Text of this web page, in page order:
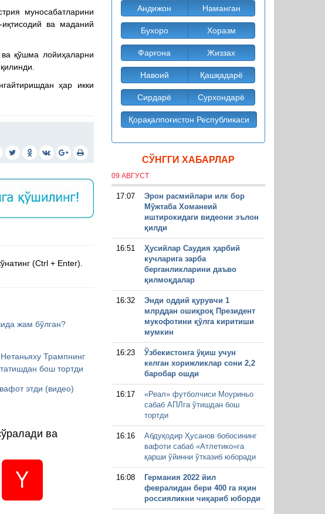
муносабатларини
ва маданий
ва қўшма лойиҳаларни
ҳар икки
(Ctrl + Enter).
жам бўлган?
Трампнинг
бош тортди
этди (видео)
ва
Андижон Наманган
Бухоро Хоразм
Фарғона Жиззах
Навоий Қашқадарё
Сирдарё Сурхондарё
Қорақалпоғистон Республикаси
СЎНГГИ ХАБАРЛАР
09 АВГУСТ
17:07
Эрон расмийлари илк бор
Мўжтаба Хоманеий
иштирокидаги видеони эълон
қилди
16:51
Ҳусийлар Саудия ҳарбий
кучларига зарба
берганликларини даъво
қилмоқдалар
16:32
Энди оддий қурувчи 1
млрддан ошиқроқ Президент
мукофотини қўлга киритиши
мумкин
16:23
Ўзбекистонга ўқиш учун
келган хорижликлар сони 2,2
баробар ошди
16:17
«Реал» футболчиси Моуриньо
сабаб АПЛга ўтишдан бош
тортди
16:16
Абдуқодир Ҳусанов бобосининг
вафоти сабаб «Атлетико»га
қарши ўйинни ўтказиб юборади
16:08
Германия 2022 йил
февралидан бери 400 га яқин
россияликни чиқариб юборди